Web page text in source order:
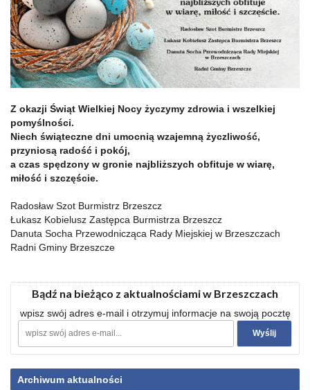
Z okazji Świąt Wielkiej Nocy życzymy zdrowia i wszelkiej
pomyślności.
Niech świąteczne dni umocnią wzajemną życzliwość,
przyniosą radość i pokój,
a czas spędzony w gronie najbliższych obfituje w wiarę,
miłość i szczęście.
Radosław Szot Burmistrz Brzeszcz
Łukasz Kobielusz Zastępca Burmistrza Brzeszcz
Danuta Socha Przewodnicząca Rady Miejskiej w Brzeszczach
Radni Gminy Brzeszcze
Bądź na bieżąco z aktualnościami w Brzeszczach
wpisz swój adres e-mail i otrzymuj informacje na swoją pocztę
Archiwum aktualności